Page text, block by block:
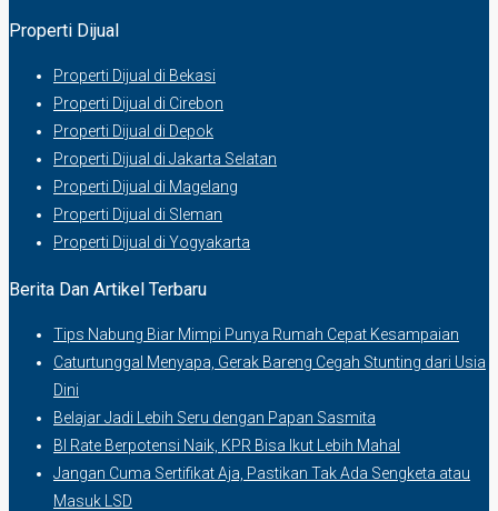
Properti Dijual
Properti Dijual di Bekasi
Properti Dijual di Cirebon
Properti Dijual di Depok
Properti Dijual di Jakarta Selatan
Properti Dijual di Magelang
Properti Dijual di Sleman
Properti Dijual di Yogyakarta
Berita Dan Artikel Terbaru
Tips Nabung Biar Mimpi Punya Rumah Cepat Kesampaian
Caturtunggal Menyapa, Gerak Bareng Cegah Stunting dari Usia
Dini
Belajar Jadi Lebih Seru dengan Papan Sasmita
BI Rate Berpotensi Naik, KPR Bisa Ikut Lebih Mahal
Jangan Cuma Sertifikat Aja, Pastikan Tak Ada Sengketa atau
Masuk LSD